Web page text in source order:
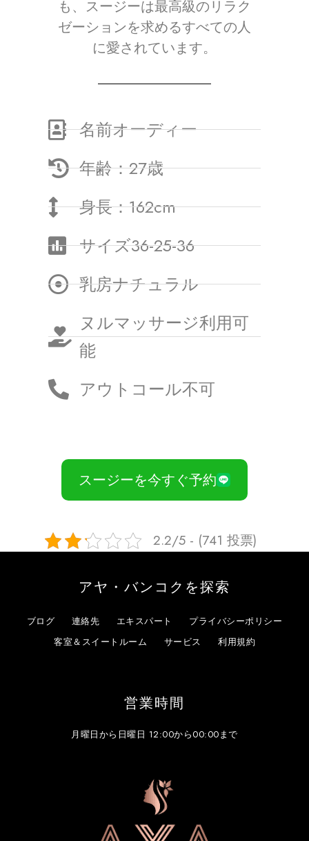
も、スージーは最高級のリラク
ゼーションを求めるすべての人
に愛されています。
名前オーディー
年齢：27歳
身長：162cm
サイズ36-25-36
乳房ナチュラル
ヌルマッサージ利用可
能
アウトコール不可
スージーを今すぐ予約
2.2/5 - (741 投票)
アヤ・バンコクを探索
ブログ 連絡先 エキスパート
プライバシーポリシー
客室＆スイートルーム
サービス 利用規約
営業時間
月曜日から日曜日 12:00から00:00まで